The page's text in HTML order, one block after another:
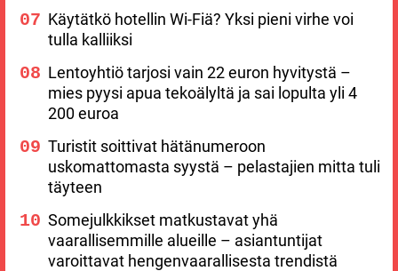
Käytätkö hotellin Wi-Fiä? Yksi pieni virhe voi
tulla kalliiksi
Lentoyhtiö tarjosi vain 22 euron hyvitystä –
mies pyysi apua tekoälyltä ja sai lopulta yli 4
200 euroa
Turistit soittivat hätänumeroon
uskomattomasta syystä – pelastajien mitta tuli
täyteen
Somejulkkikset matkustavat yhä
vaarallisemmille alueille – asiantuntijat
varoittavat hengenvaarallisesta trendistä